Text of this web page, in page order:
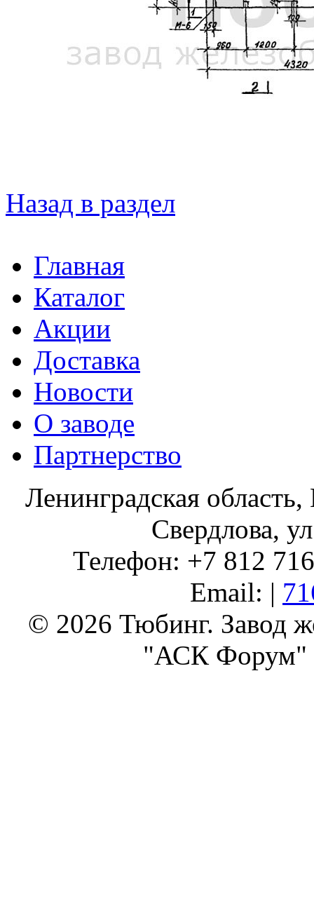
Назад в раздел
Главная
Каталог
Акции
Доставка
Новости
О заводе
Партнерство
Ленинградская
Свердлова,
Телефон: +7 812
Email: |
© 2026 Тюбинг. Завод
"АСК Форум"